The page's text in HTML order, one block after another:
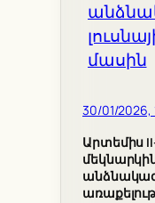
30/01/2026,
Արտեմիս